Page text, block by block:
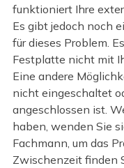
funktioniert Ihre
Es gibt jedoch noch
für dieses Problem.
Festplatte nicht mit
Eine andere
nicht eingeschaltet
angeschlossen ist.
haben, wenden Sie
Fachmann, um das
Zwischenzeit finden